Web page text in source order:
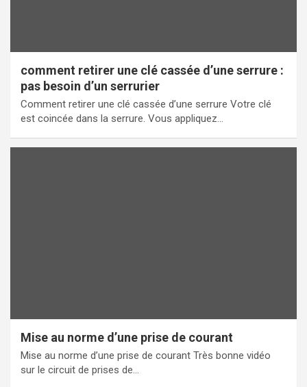
comment retirer une clé cassée d’une serrure :
pas besoin d’un serrurier
Comment retirer une clé cassée d’une serrure Votre clé
est coincée dans la serrure. Vous appliquez…
Mise au norme d’une prise de courant
Mise au norme d’une prise de courant Très bonne vidéo
sur le circuit de prises de…